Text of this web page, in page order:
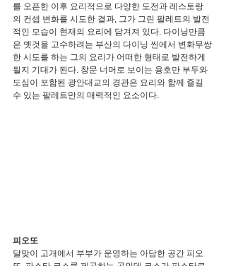
를 오픈한 이후 요리적으로 다양한 도전과 레스토랑
의 컨셉 변화를 시도한 결과, 그가 그린 팔레트의 발전
적인 모습이 현재의 요리에 담겨져 있다. 다이닝만큼
은 옛것을 고수하려는 부산의 다이닝 씬에서 변화무쌍
한 시도를 하는 그의 요리가 어떠한 형태로 발전하게
될지 기대가 된다. 창문 너머로 보이는 용호만 부두와
도심이 포함된 광안대교의 경관은 요리와 함께 즐길
수 있는 팔레트만의 매력적인 요소이다.
피오또
달맞이 고개에서 부부가 운영하는 아담한 공간 피오